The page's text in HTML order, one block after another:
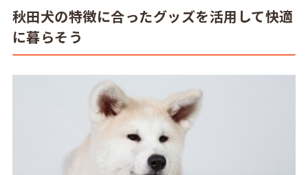
秋田犬の特徴に合ったグッズを活用して快適
に暮らそう